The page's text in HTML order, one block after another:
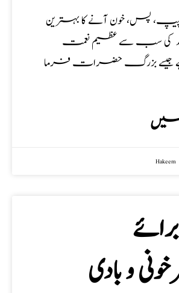
پس، خون آنے کا بہترین
کی سب سے عظیم نعمت
جیسے بزرگ حضرات فرما
Hakeem
و بادی